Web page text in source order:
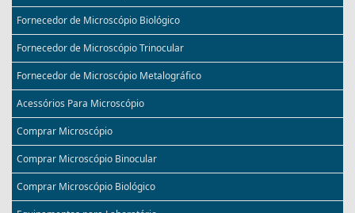
Fornecedor de Microscópio Biológico
Fornecedor de Microscópio Trinocular
Fornecedor de Microscópio Metalográfico
Acessórios Para Microscópio
Comprar Microscópio
Comprar Microscópio Binocular
Comprar Microscópio Biológico